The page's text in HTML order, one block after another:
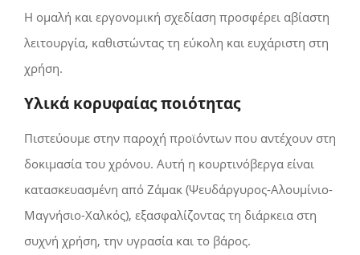
Η ομαλή και εργονομική σχεδίαση προσφέρει αβίαστη
λειτουργία, καθιστώντας τη εύκολη και ευχάριστη στη
χρήση.
Υλικά κορυφαίας ποιότητας
Πιστεύουμε στην παροχή προϊόντων που αντέχουν στη
δοκιμασία του χρόνου. Αυτή η κουρτινόβεργα είναι
κατασκευασμένη από Ζάμακ (Ψευδάργυρος-Αλουμίνιο-
Μαγνήσιο-Χαλκός), εξασφαλίζοντας τη διάρκεια στη
συχνή χρήση, την υγρασία και το βάρος.